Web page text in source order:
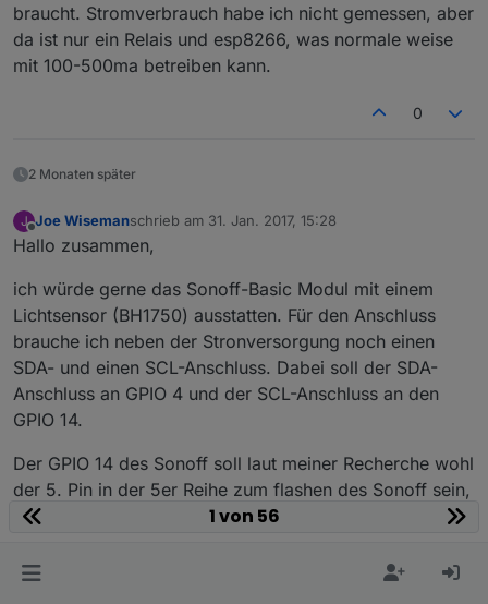
braucht. Stromverbrauch habe ich nicht gemessen, aber
da ist nur ein Relais und esp8266, was normale weise
mit 100-500ma betreiben kann.
0
2 Monaten später
J
Offline
Joe Wisemanschrieb am 31. Jan. 2017, 15:28
zuletzt editiert von
Hallo zusammen,
ich würde gerne das Sonoff-Basic Modul mit einem
Lichtsensor (BH1750) ausstatten. Für den Anschluss
brauche ich neben der Stronversorgung noch einen
SDA- und einen SCL-Anschluss. Dabei soll der SDA-
Anschluss an GPIO 4 und der SCL-Anschluss an den
GPIO 14.
Der GPIO 14 des Sonoff soll laut meiner Recherche wohl
der 5. Pin in der 5er Reihe zum flashen des Sonoff sein,
ist das richtig?
Der GPIO 4 wird hier genannt, aber nicht genau
beschrieben welcher Anschluss das jetzt genau auf dem
1 von 56